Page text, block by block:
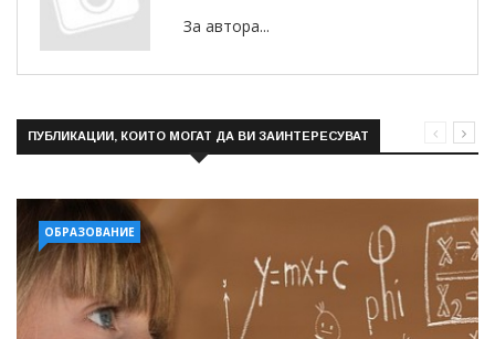
За автора...
ПУБЛИКАЦИИ, КОИТО МОГАТ ДА ВИ ЗАИНТЕРЕСУВАТ
ОБРАЗОВАНИЕ